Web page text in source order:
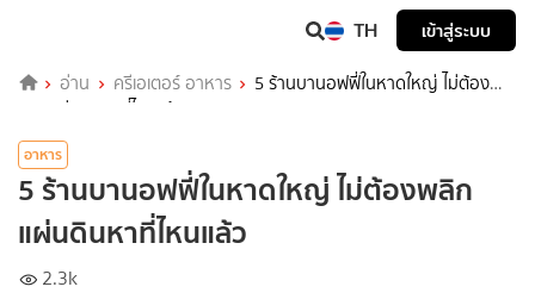
TH เข้าสู่ระบบ
อ่าน ครีเอเตอร์ อาหาร
5 ร้านบานอฟฟี่ในหาดใหญ่ ไม่ต้อง
พลิกแผ่นดินหาที่ไหนแล้ว
อาหาร
5 ร้านบานอฟฟี่ในหาดใหญ่ ไม่ต้องพลิก
แผ่นดินหาที่ไหนแล้ว
2.3k